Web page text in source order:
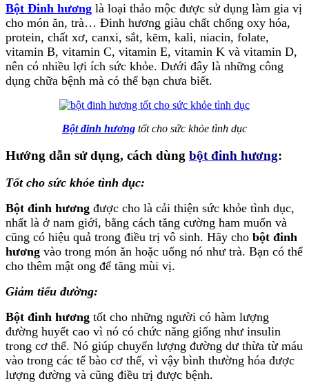
Bột Đinh hương là loại thảo mộc được sử dụng làm gia vị
cho món ăn, trà… Đinh hương giàu chất chống oxy hóa,
protein, chất xơ, canxi, sắt, kẽm, kali, niacin, folate,
vitamin B, vitamin C, vitamin E, vitamin K và vitamin D,
nên có nhiều lợi ích sức khỏe. Dưới đây là những công
dụng chữa bệnh mà có thể bạn chưa biết.
Bột đinh hương tốt cho sức khỏe tình dục
Hướng dẫn sử dụng, cách dùng bột đinh hương:
Tốt cho sức khỏe tình dục:
Bột đinh hương được cho là cải thiện sức khỏe tình dục,
nhất là ở nam giới, bằng cách tăng cường ham muốn và
cũng có hiệu quả trong điều trị vô sinh. Hãy cho bột đinh
hương vào trong món ăn hoặc uống nó như trà. Bạn có thể
cho thêm mật ong để tăng mùi vị.
Giảm tiểu đường:
Bột đinh hương tốt cho những người có hàm lượng
đường huyết cao vì nó có chức năng giống như insulin
trong cơ thể. Nó giúp chuyển lượng đường dư thừa từ máu
vào trong các tế bào cơ thể, vì vậy bình thường hóa được
lượng đường và cũng điều trị được bệnh.